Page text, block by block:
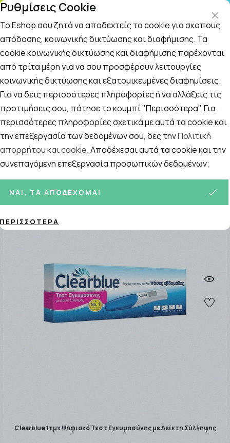
ΤΗΛ. ΠΑΡΑΓΓΕΛΙΕΣ: 210 5148 108
Αναζήτηση
Αρχική / Εταιρίες / Clearblue
Clearblue
Ταξινόμηση Προβολή
10ΠΡΟΪΌΝΤΑ
Clearblue 1τμχ Ψηφιακό Τεστ Εγκυμοσύνης με Δείκτη Σύλληψης
Ρυθμίσεις Cookie
Το Eshop σου ζητά να αποδεχτείς τα cookie για σκοπούς
απόδοσης, κοινωνικής δικτύωσης και διαφήμισης. Τα
cookie κοινωνικής δικτύωσης και διαφήμισης παρέχονται
από τρίτα μέρη για να σου προσφέρουν λειτουργίες
κοινωνικής δικτύωσης και εξατομικευμένες διαφημίσεις.
Για να δεις περισσότερες πληροφορίες ή να αλλάξεις τις
προτιμήσεις σου, πάτησε το κουμπί "Περισσότερα". Για
περισσότερες πληροφορίες σχετικά με αυτά τα cookie και
την επεξεργασία των δεδομένων σου, δες τηνΠολιτική
απορρήτου και cookie. Αποδέχεσαι αυτά τα cookie και την
συνεπαγόμενη επεξεργασία προσωπικών δεδομένων;
ΝΑΙ, ΤΑ ΑΠΟΔΈΧΟΜΑΙ
ΠΕΡΙΣΣΌΤΕΡΑ